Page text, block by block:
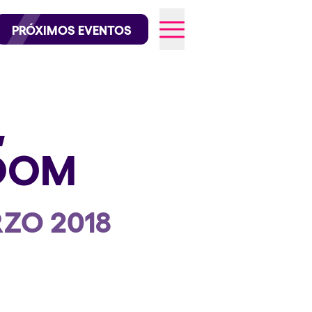
en Instagram
en TikTok
PRÓXIMOS EVENTOS
2018